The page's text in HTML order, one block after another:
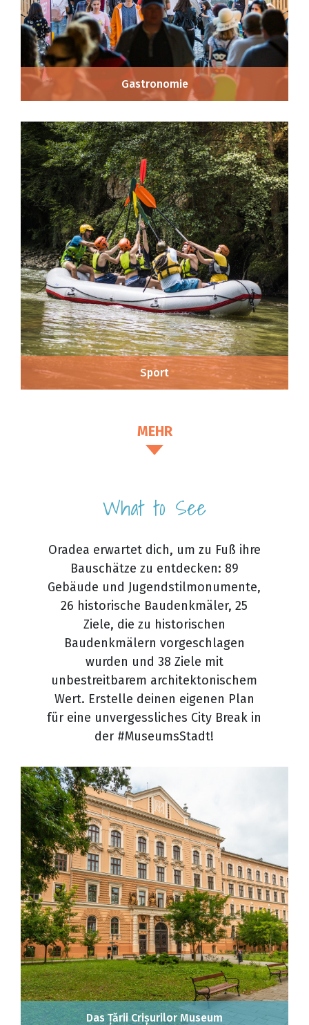
Gastronomie
Sport
MEHR
What to See
Oradea erwartet dich, um zu Fuß ihre
Bauschätze zu entdecken: 89
Gebäude und Jugendstilmonumente,
26 historische Baudenkmäler, 25
Ziele, die zu historischen
Baudenkmälern vorgeschlagen
wurden und 38 Ziele mit
unbestreitbarem architektonischem
Wert. Erstelle deinen eigenen Plan
für eine unvergessliches City Break in
der #MuseumsStadt!
Das Țării Crișurilor Museum